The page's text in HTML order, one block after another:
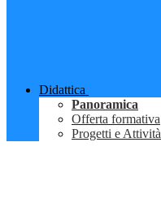
Didattica
Panoramica
Offerta formativa
Progetti e Attività